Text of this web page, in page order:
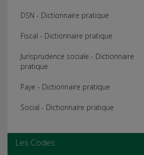
DSN - Dictionnaire pratique
Fiscal - Dictionnaire pratique
Jurisprudence sociale - Dictionnaire
pratique
Paye - Dictionnaire pratique
Social - Dictionnaire pratique
Les Codes